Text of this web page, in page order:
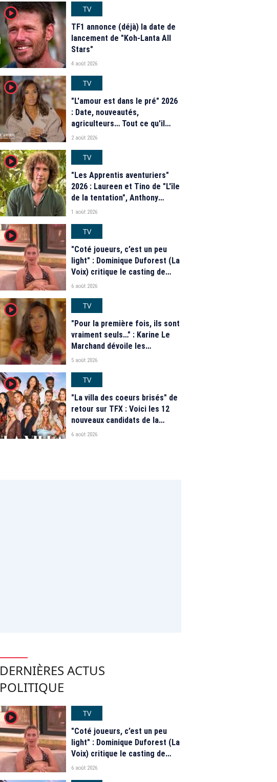
player2
TV
TF1 annonce (déjà) la date de
lancement de "Koh-Lanta All
Stars"
4 août 2026
player2
TV
"L'amour est dans le pré" 2026
: Date, nouveautés,
agriculteurs… Tout ce qu'il
faut savoir sur la saison 21 du
2 août 2026
player2
TV
"Les Apprentis aventuriers"
2026 : Laureen et Tino de "L'île
de la tentation", Anthony
Matéo, Jade Leboeuf... Le
de la télé-réalité de W9
1 août 2026
player2
TV
"Coté joueurs, c’est un peu
light" : Dominique Duforest (La
Voix) critique le casting de
"Secret Story" 2026
6 août 2026
player2
TV
"Pour la première fois, ils sont
vraiment seuls…" : Karine Le
Marchand dévoile les
nouveautés des speed dating
2026
5 août 2026
player2
TV
"La villa des coeurs brisés" de
retour sur TFX : Voici les 12
nouveaux candidats de la
saison 2026
6 août 2026
DERNIÈRES ACTUS
POLITIQUE
player2
TV
"Coté joueurs, c’est un peu
light" : Dominique Duforest (La
Voix) critique le casting de
"Secret Story" 2026
6 août 2026